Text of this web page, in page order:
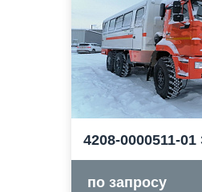
4208-0000511-
по запросу